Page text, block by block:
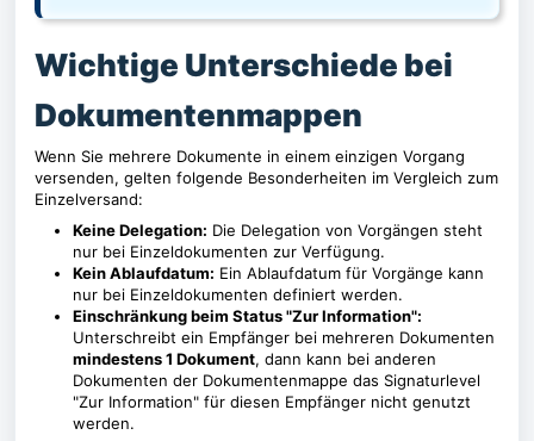
Wichtige Unterschiede bei
Dokumentenmappen
Wenn Sie mehrere Dokumente in einem einzigen Vorgang
versenden, gelten folgende Besonderheiten im Vergleich zum
Einzelversand:
Keine Delegation: Die Delegation von Vorgängen steht
nur bei Einzeldokumenten zur Verfügung.
Kein Ablaufdatum: Ein Ablaufdatum für Vorgänge kann
nur bei Einzeldokumenten definiert werden.
Einschränkung beim Status "Zur Information":
Unterschreibt ein Empfänger bei mehreren Dokumenten
mindestens 1 Dokument, dann kann bei anderen
Dokumenten der Dokumentenmappe das Signaturlevel
"Zur Information" für diesen Empfänger nicht genutzt
werden.